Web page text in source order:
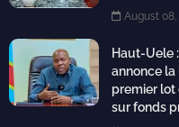
August 08,
Haut-Uele
annonce la
premier lot
sur fonds